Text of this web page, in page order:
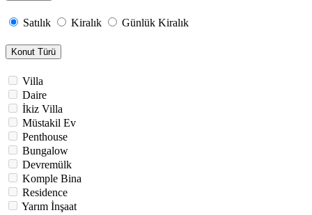
Satılık Kiralık Günlük Kiralık
Konut Türü
Villa
Daire
İkiz Villa
Müstakil Ev
Penthouse
Bungalow
Devremülk
Komple Bina
Residence
Yarım İnşaat